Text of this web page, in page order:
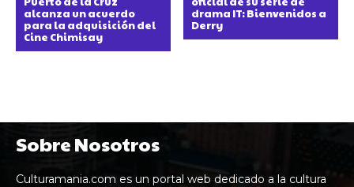
alcanza un acuerdo
para la adquisición del
Cine Chimisay
drama IT: Bienvenidos a
Derry
Sobre Nosotros
Culturamania.com es un portal web dedicado a la cultura